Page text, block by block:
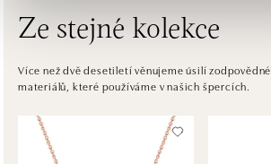
ALOve OC Eurovea, Bratislava
Pribinova 8, 811 09 Bratislava
tel.: +421917090467
HALADA OC Avion, Bratislava
Ze stejné kolekce
Více než dvě desetiletí věnujeme úsilí
materiálů, které používáme v našich špercích.